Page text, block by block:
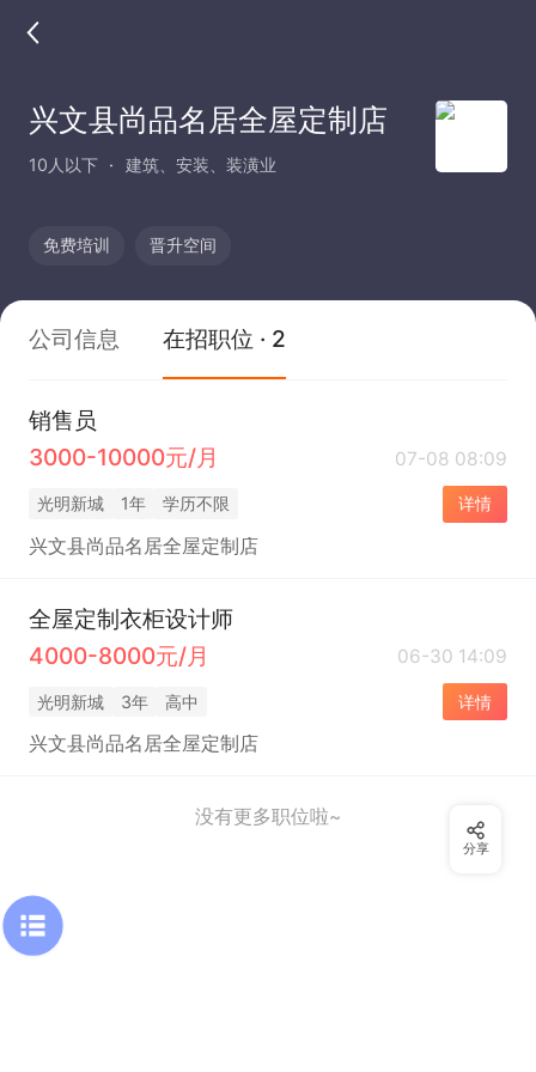
兴文县尚品名居全屋定制店
10人以下 建筑、安装、装潢业
免费培训 晋升空间
公司信息 在招职位 · 2
销售员
3000-10000元/月
07-08 08:09
光明新城 1年 学历不限 详情
兴文县尚品名居全屋定制店
全屋定制衣柜设计师
4000-8000元/月
06-30 14:09
光明新城 3年 高中 详情
兴文县尚品名居全屋定制店
没有更多职位啦~
分享